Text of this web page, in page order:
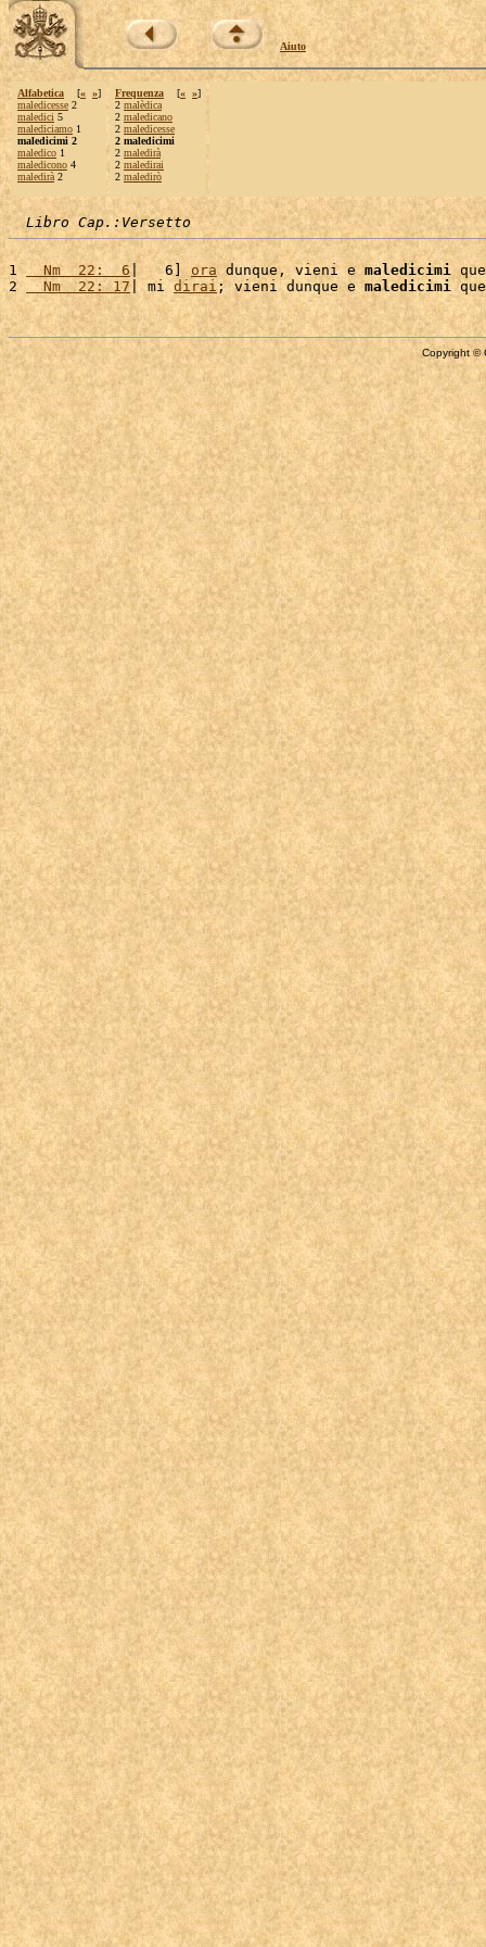
Aiuto
Alfabetica [« »]
maledicesse 2
maledici 5
malediciamo 1
maledicimi 2
maledico 1
maledicono 4
maledirà 2
Frequenza [« »]
2 malèdica
2 maledicano
2 maledicesse
2 maledicimi
2 maledirà
2 maledirai
2 maledirò
Libro Cap.:Versetto
1
  Nm  22:  6
|   6] ora dunque, vieni e maledicimi
2
  Nm  22: 17
| mi dirai ; vieni dunque e maledicimi
Copyright ©